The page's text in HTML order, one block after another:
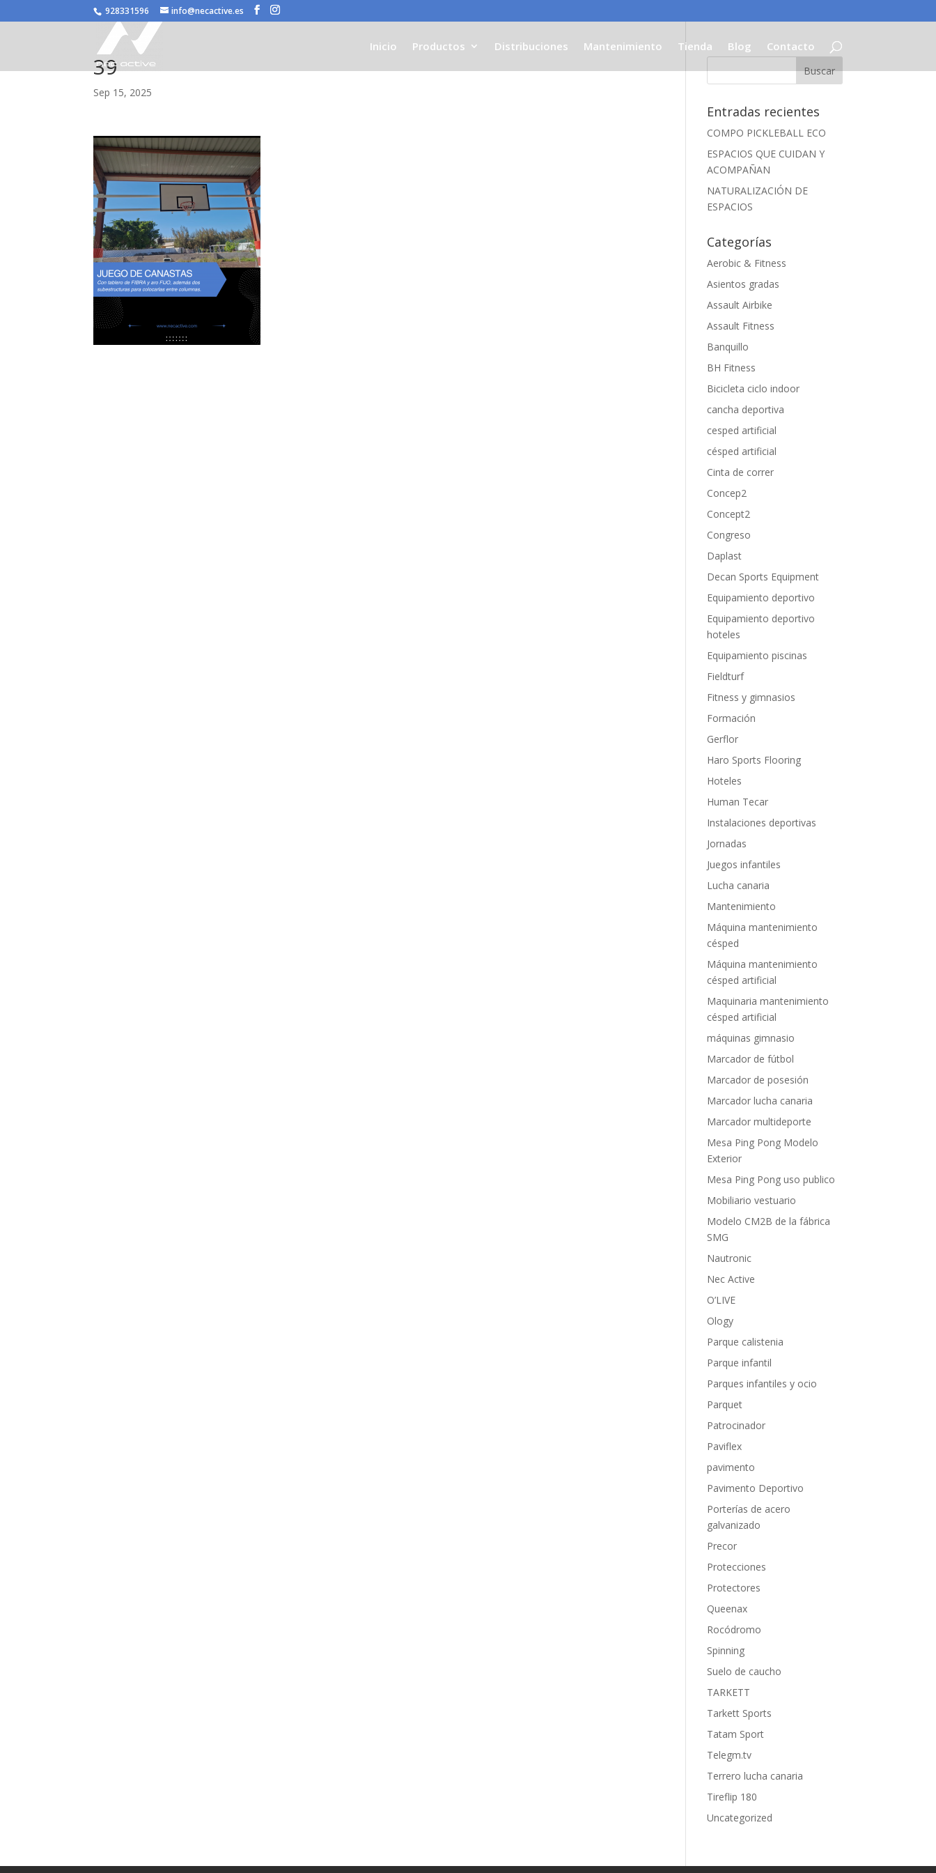
/* JS para menú plegable móvil Divi */
928331596 info@necactive.es
Inicio Productos Distribuciones Mantenimiento Tienda Blog Contacto
39
Sep 15, 2025
Entradas recientes
COMPO PICKLEBALL ECO
ESPACIOS QUE CUIDAN Y
ACOMPAÑAN
NATURALIZACIÓN DE
ESPACIOS
Categorías
Aerobic & Fitness
Asientos gradas
Assault Airbike
Assault Fitness
Banquillo
BH Fitness
Bicicleta ciclo indoor
cancha deportiva
cesped artificial
césped artificial
Cinta de correr
Concep2
Concept2
Congreso
Daplast
Decan Sports Equipment
Equipamiento deportivo
Equipamiento deportivo
hoteles
Equipamiento piscinas
Fieldturf
Fitness y gimnasios
Formación
Gerflor
Haro Sports Flooring
Hoteles
Human Tecar
Instalaciones deportivas
Jornadas
Juegos infantiles
Lucha canaria
Mantenimiento
Máquina mantenimiento
césped
Máquina mantenimiento
césped artificial
Maquinaria mantenimiento
césped artificial
máquinas gimnasio
Marcador de fútbol
Marcador de posesión
Marcador lucha canaria
Marcador multideporte
Mesa Ping Pong Modelo
Exterior
Mesa Ping Pong uso publico
Mobiliario vestuario
Modelo CM2B de la fábrica
SMG
Nautronic
Nec Active
O’LIVE
Ology
Parque calistenia
Parque infantil
Parques infantiles y ocio
Parquet
Patrocinador
Paviflex
pavimento
Pavimento Deportivo
Porterías de acero
galvanizado
Precor
Protecciones
Protectores
Queenax
Rocódromo
Spinning
Suelo de caucho
TARKETT
Tarkett Sports
Tatam Sport
Telegm.tv
Terrero lucha canaria
Tireflip 180
Uncategorized